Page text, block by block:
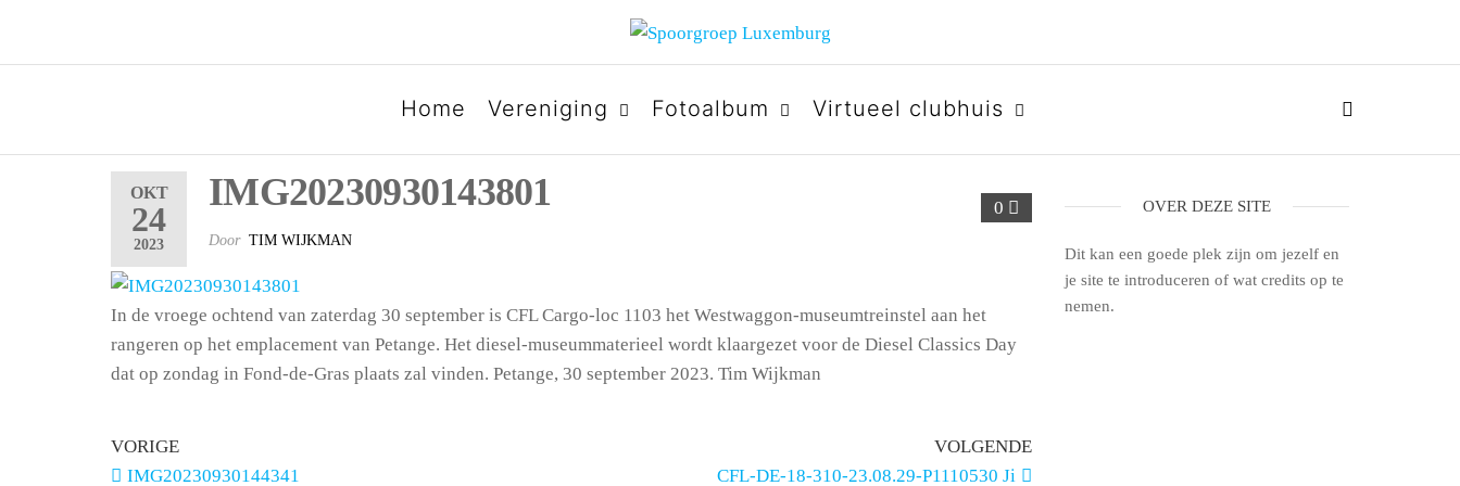
SPOORGROEP LUXEMBURG
Home Vereniging Fotoalbum Virtueel clubhuis
OKT
24
2023
0
IMG20230930143801
Door TIM WIJKMAN
In de vroege ochtend van zaterdag 30 september is CFL Cargo-loc 1103 het Westwaggon-museumtreinstel aan het
rangeren op het emplacement van Petange. Het diesel-museummaterieel wordt klaargezet voor de Diesel Classics Day
dat op zondag in Fond-de-Gras plaats zal vinden. Petange, 30 september 2023. Tim Wijkman
VORIGE
IMG20230930144341
VOLGENDE
CFL-DE-18-310-23.08.29-P1110530 Ji
OVER DEZE SITE
Dit kan een goede plek zijn om jezelf en
je site te introduceren of wat credits op te
nemen.